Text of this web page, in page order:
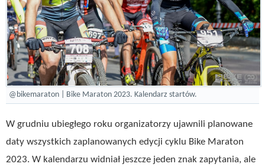
@bikemaraton | Bike Maraton 2023. Kalendarz startów.
W grudniu ubiegłego roku organizatorzy ujawnili planowane
daty wszystkich zaplanowanych edycji cyklu Bike Maraton
2023. W kalendarzu widniał jeszcze jeden znak zapytania, ale